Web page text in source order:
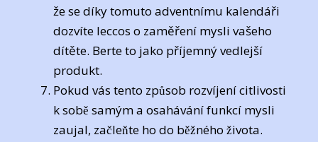
že se díky tomuto adventnímu kalendáři
dozvíte leccos o zaměření mysli vašeho
dítěte. Berte to jako příjemný vedlejší
produkt.
Pokud vás tento způsob rozvíjení citlivosti
k sobě samým a osahávání funkcí mysli
zaujal, začleňte ho do běžného života.